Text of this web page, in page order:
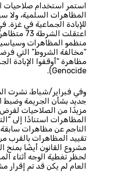
استمر استخدام صلاحيات
المظاهرات السلمية، ولا
للإبادة الجماعية في غزة.
اعتقلت
منظمو المظاهرات
“مخالفة الشروط” التي
Genocide).
وفي فبراير/شباط، نشرت
جديد بشأن الجريمة وضبط
مزيدًا من الصلاحيات
المظاهرات استنادًا إلى
الناجم عن مظاهرات
تقييد المظاهرات بالقرب
مشروع القانون أيضًا بمنح
لحظر تغطية الوجه أثناء
العام لم يكن قد تم إقرار